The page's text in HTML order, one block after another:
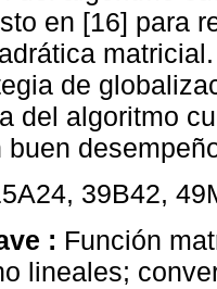
en [16] para
de
del algoritmo
buen
39B42,
: Función
lineales;